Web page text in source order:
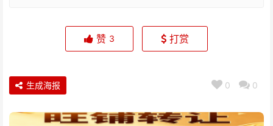
赞 3 打赏
0 0
生成海报